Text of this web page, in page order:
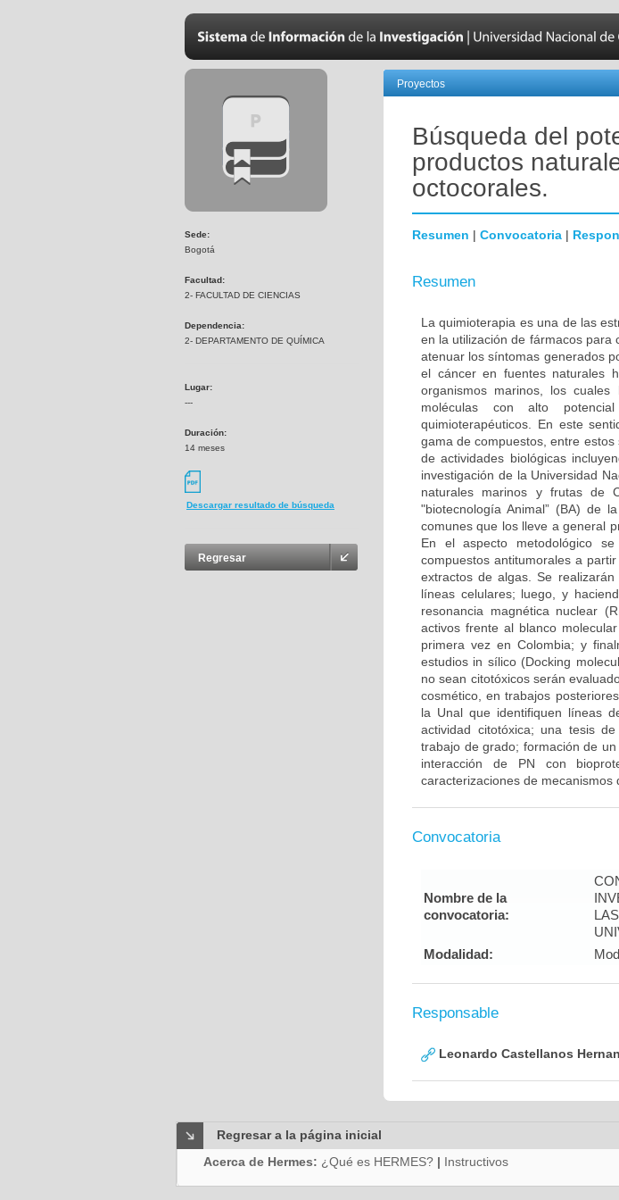
Sede:
Bogotá
Facultad:
2- FACULTAD DE CIENCIAS
Dependencia:
2- DEPARTAMENTO DE QUÍMICA
Lugar:
---
Duración:
14 meses
Descargar resultado de búsqueda
Regresar
Proyectos
Búsqueda del
productos
octocorales.
Resumen | Convocatoria |
Resumen
La quimioterapia es una de las
en la utilización de fármacos para
atenuar los síntomas generados
el cáncer en fuentes naturales
organismos marinos, los
moléculas con alto
quimioterapéuticos. En este
gama de compuestos, entre
de actividades biológicas
investigación de la Universidad
naturales marinos y frutas de
"biotecnología Animal” (BA) de
comunes que los lleve a general
En el aspecto metodológico
compuestos antitumorales a
extractos de algas. Se
líneas celulares; luego, y
resonancia magnética nuclear
activos frente al blanco
primera vez en Colombia; y
estudios in sílico (Docking
no sean citotóxicos serán
cosmético, en trabajos
la Unal que identifiquen líneas
actividad citotóxica; una tesis
trabajo de grado; formación de
interacción de PN con
caracterizaciones de mecanismos
Convocatoria
Nombre de la
convocatoria:
Modalidad:
Responsable
Leonardo Castellanos
Regresar a la página inicial
Acerca de Hermes: ¿Qué es HERMES? | Instructivos